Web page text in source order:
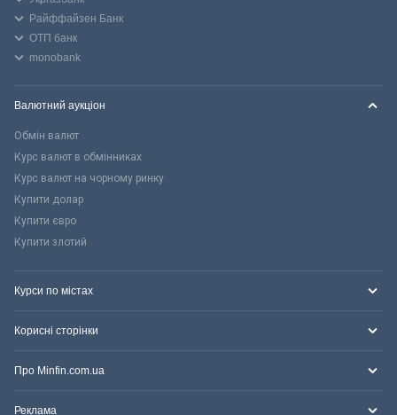
Райффайзен Банк
ОТП банк
monobank
Валютний аукціон
Обмін валют
Курс валют в обмінниках
Курс валют на чорному ринку
Купити долар
Купити євро
Купити злотий
Курси по містах
Корисні сторінки
Про Minfin.com.ua
Реклама